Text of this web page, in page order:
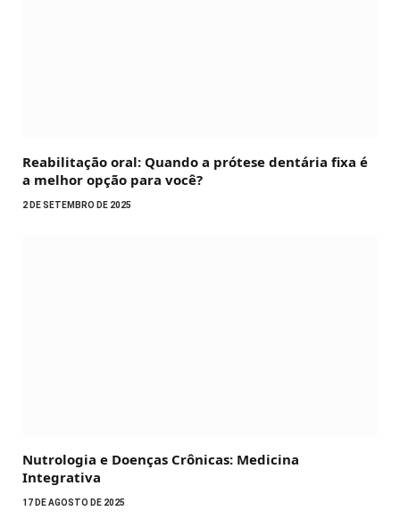
Reabilitação oral: Quando a prótese dentária fixa é
a melhor opção para você?
2 DE SETEMBRO DE 2025
Nutrologia e Doenças Crônicas: Medicina
Integrativa
17 DE AGOSTO DE 2025